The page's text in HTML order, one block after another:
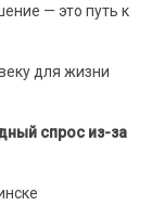
— это путь к
для жизни
спрос из-за